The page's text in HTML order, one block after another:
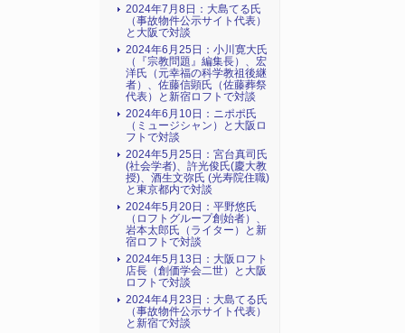
2024年7月8日：大島てる氏
（事故物件公示サイト代表）
と大阪で対談
2024年6月25日：小川寛大氏
（『宗教問題』編集長）、宏
洋氏（元幸福の科学教祖後継
者）、佐藤信顕氏（佐藤葬祭
代表）と新宿ロフトで対談
2024年6月10日：ニポポ氏
（ミュージシャン）と大阪ロ
フトで対談
2024年5月25日：宮台真司氏
(社会学者)、許光俊氏(慶大教
授)、酒生文弥氏 (光寿院住職)
と東京都内で対談
2024年5月20日：平野悠氏
（ロフトグループ創始者）、
岩本太郎氏（ライター）と新
宿ロフトで対談
2024年5月13日：大阪ロフト
店長（創価学会二世）と大阪
ロフトで対談
2024年4月23日：大島てる氏
（事故物件公示サイト代表）
と新宿で対談